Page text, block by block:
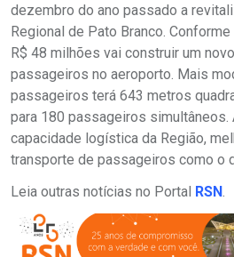
dezembro do ano passado a
Regional de Pato Branco.
R$ 48 milhões vai construir um
passageiros no aeroporto. Mais
passageiros terá 643 metros
para 180 passageiros simultâneos.
capacidade logística da Região,
transporte de passageiros como o
Leia outras notícias no Portal RSN